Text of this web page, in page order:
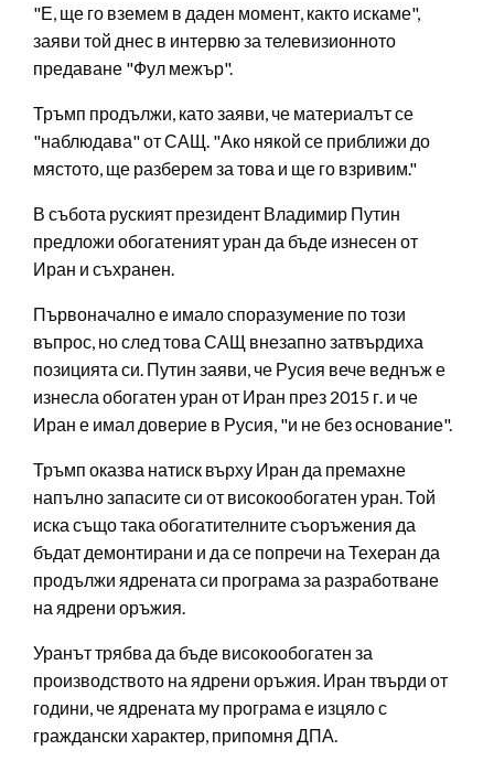
"Е, ще го вземем в даден момент, както искаме",
заяви той днес в интервю за телевизионното
предаване "Фул межър".
Тръмп продължи, като заяви, че материалът се
"наблюдава" от САЩ. "Ако някой се приближи до
мястото, ще разберем за това и ще го взривим."
В събота руският президент Владимир Путин
предложи обогатеният уран да бъде изнесен от
Иран и съхранен.
Първоначално е имало споразумение по този
въпрос, но след това САЩ внезапно затвърдиха
позицията си. Путин заяви, че Русия вече веднъж е
изнесла обогатен уран от Иран през 2015 г. и че
Иран е имал доверие в Русия, "и не без основание".
Тръмп оказва натиск върху Иран да премахне
напълно запасите си от високообогатен уран. Той
иска също така обогатителните съоръжения да
бъдат демонтирани и да се попречи на Техеран да
продължи ядрената си програма за разработване
на ядрени оръжия.
Уранът трябва да бъде високообогатен за
производството на ядрени оръжия. Иран твърди от
години, че ядрената му програма е изцяло с
граждански характер, припомня ДПА.